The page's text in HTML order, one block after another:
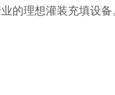
的理想灌装充填设备